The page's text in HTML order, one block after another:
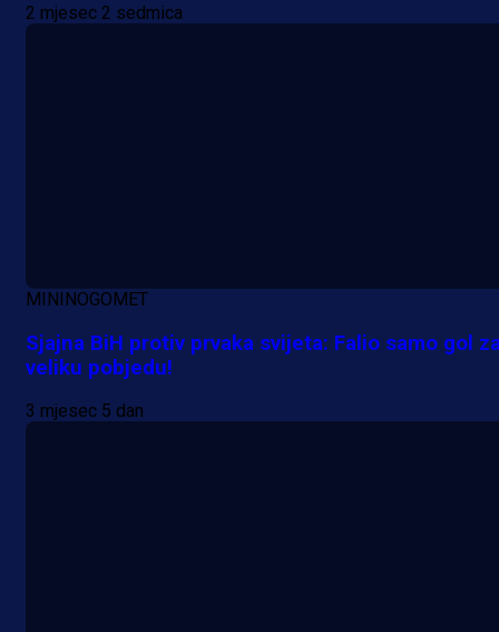
2 mjesec 2 sedmica
MININOGOMET
Sjajna BiH protiv prvaka svijeta: Falio samo gol
veliku pobjedu!
3 mjesec 5 dan